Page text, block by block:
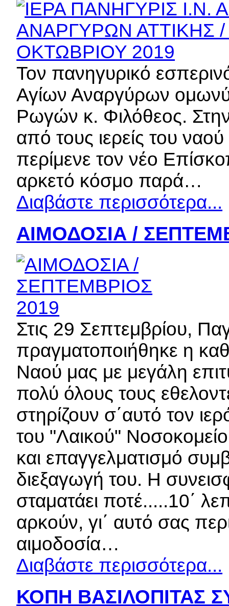
Τον πανηγυρικό
Αγίων Αναργύρων
Ρωγών κ. Φιλόθεος. Στην
από τους ιερείς του
περίμενε τον νέο
αρκετό κόσμο παρά…
Διαβάστε περισσότερα...
ΑΙΜΟΔΟΣΙΑ /
Στις 29 Σεπτεμβρίου,
πραγματοποιήθηκε η
Ναού μας με μεγάλη
πολύ όλους τους
στηρίζουν σ΄αυτό τον
του "Λαικού"
και επαγγελματισμό
διεξαγωγή του. Η
σταματάει ποτέ.....10΄
αρκούν, γι΄ αυτό σας
αιμοδοσία…
Διαβάστε περισσότερα...
ΚΟΠΗ ΒΑΣΙΛΟΠΙΤΑΣ